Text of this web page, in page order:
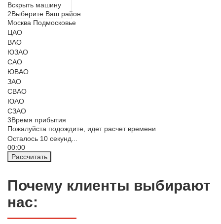
Вскрыть машину
2Выберите Ваш район
Москва Подмосковье
ЦАО
ВАО
ЮЗАО
САО
ЮВАО
ЗАО
СВАО
ЮАО
СЗАО
3Время прибытия
Пожалуйста подождите, идет расчет времени
Осталось 10 секунд...
00:00
Рассчитать
Почему клиенты выбирают
нас: